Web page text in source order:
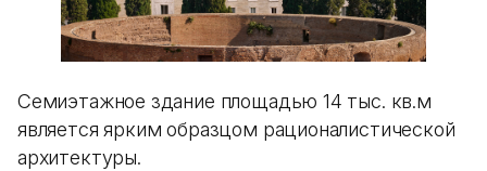
Семиэтажное здание площадью 14 тыс. кв.м
является ярким образцом рационалистической
архитектуры.